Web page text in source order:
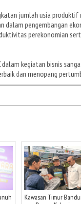
jumlah usia
dalam pengembangan
perekonomian
dalam kegiatan bisnis
dan menopang
Kawasan Timur